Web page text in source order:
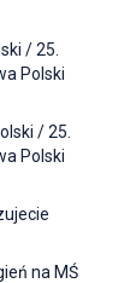
/ 25.
Polski
/ 25.
Polski
na MŚ